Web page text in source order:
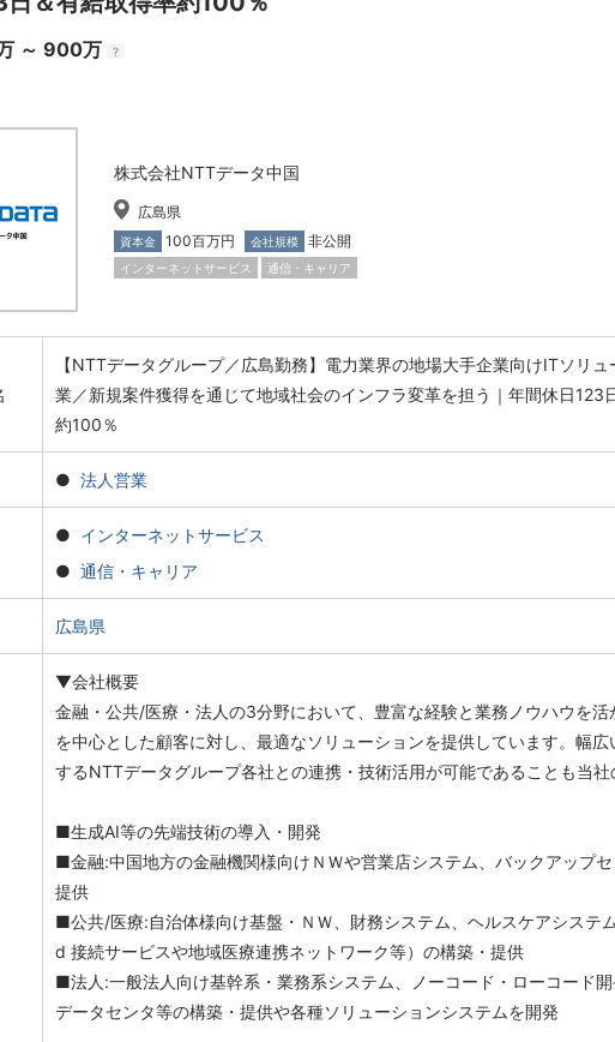
～ 900万 ?
株式会社NTTデータ中国
広島県
資本金 100百万円 会社規模 非公開
インターネットサービス 通信・キャリア
【NTTデータグループ／広島勤務】電力業界の地場大手企業向けITソリ
業／新規案件獲得を通じて地域社会のインフラ変革を担う｜年間休日123
約100％
法人営業
インターネットサービス
通信・キャリア
広島県
▼会社概要
金融・公共/医療・法人の3分野において、豊富な経験と業務ノウハウを活
を中心とした顧客に対し、最適なソリューションを提供しています。幅
するNTTデータグループ各社との連携・技術活用が可能であることも当社
■生成AI等の先端技術の導入・開発
■金融:中国地方の金融機関様向けＮＷや営業店システム、バックアップセ
提供
■公共/医療:自治体様向け基盤・ＮＷ、財務システム、ヘルスケアシステ
d 接続サービスや地域医療連携ネットワーク等）の構築・提供
■法人:一般法人向け基幹系・業務系システム、ノーコード・ローコード開
データセンタ等の構築・提供や各種ソリューションシステムを開発